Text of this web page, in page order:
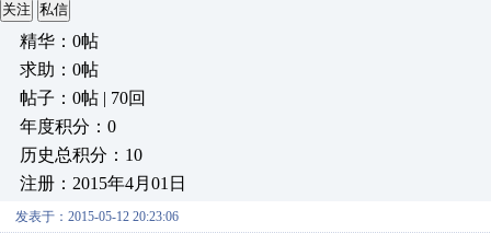
关注 私信
精华：0帖
求助：0帖
帖子：0帖 | 70回
年度积分：0
历史总积分：10
注册：2015年4月01日
发表于：2015-05-12 20:23:06